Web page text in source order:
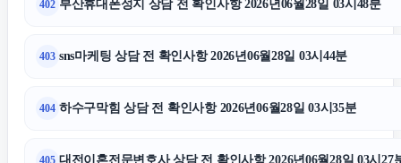
402 부산휴대폰성지 상담 전 확인사항 2026년06월28일 03시48분
403 sns마케팅 상담 전 확인사항 2026년06월28일 03시44분
404 하수구막힘 상담 전 확인사항 2026년06월28일 03시35분
405 대전이혼전문변호사 상담 전 확인사항 2026년06월28일 03시27